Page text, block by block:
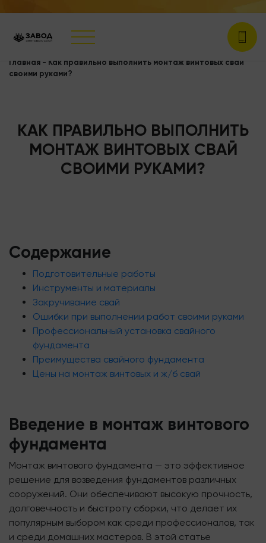
Главная - Как правильно выполнить монтаж винтовых свай
своими руками?
КАК ПРАВИЛЬНО ВЫПОЛНИТЬ
МОНТАЖ ВИНТОВЫХ СВАЙ
СВОИМИ РУКАМИ?
Содержание
Подготовительные работы
Инструменты и материалы
Закручивание свай
Ошибки при выполнении работ своими руками
Профессиональный установка свайного
фундамента
Преимущества свайного фундамента
Цены на монтаж винтовых и ж/б свай
Введение в монтаж винтового
фундамента
Монтаж винтового фундамента — это эффективное
решение для возведения фундаментов различных
сооружений. Они обеспечивают высокую прочность,
долговечность и быстроту сборки, что делает их
популярным выбором как среди профессионалов, так
и среди домашних мастеров. В этой статье